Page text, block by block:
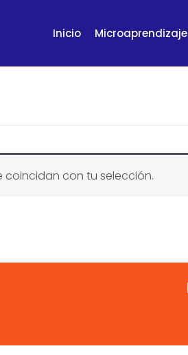
Inicio Microaprendizaje
con tu selección.